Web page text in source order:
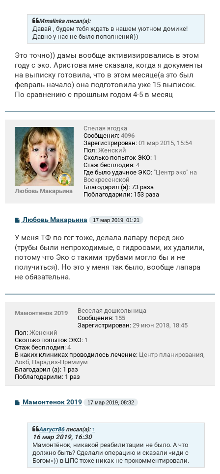
Mmalinka писал(а):
Давай , будем тебя ждать в нашем уютном домике!
Давно у нас не было пополнений))
Это точно)) дамы вообще активизировались в этом
году с эко. Аристова мне сказала, когда я документы
на выписку готовила, что в этом месяце(а это был
февраль начало) она подготовила уже 15 выписок.
По сравнению с прошлым годом 4-5 в месяц
Любовь Макарьина
Спелая ягодка
Сообщения: 4096
Зарегистрирован: 01 мар 2015, 15:54
Пол: Женский
Сколько попыток ЭКО: 1
Стаж бесплодия: 4
Где было удачное ЭКО: "Центр эко" на
Воскресенской
Благодарил (а): 73 раза
Поблагодарили: 153 раза
С
б
щ
е
н
и
Любовь Макарьина 17 мар 2019, 01:21
У меня ТФ по гсг тоже, делала лапару перед эко
(трубы были непроходимые, с гидросами, их удалили,
потому что Эко с такими трубами могло бы и не
получиться). Но это у меня так было, вообще лапара
не обязательна.
Мамонтенок 2019
Веселая дошкольница
Сообщения: 155
Зарегистрирован: 29 июн 2018, 18:45
Пол: Женский
Сколько попыток ЭКО: 1
Стаж бесплодия: 4
В каких клиниках проводилось лечение: Центр планирования,
Аокб, Парадиз-Премиум
Благодарил (а): 1 раз
Поблагодарили: 1 раз
СМамонтенок 2019 17 мар 2019, 08:32
Август86писал(а): ↑
16 мар 2019, 16:30
Мамонтёнок, никакой реабилитации не было. А что
должно быть? Сделали операцию и сказали «иди с
Богом»)) в ЦПС тоже никак не прокомментировали.